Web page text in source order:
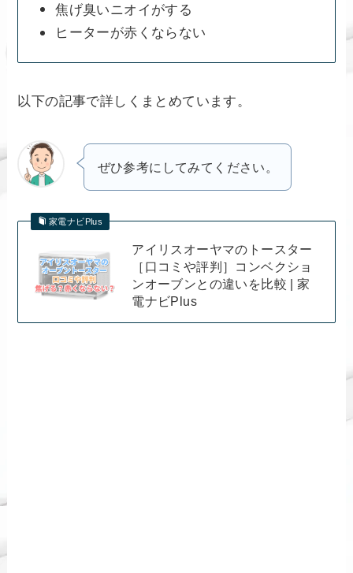
焦げ臭いニオイがする
ヒーターが赤くならない
以下の記事で詳しくまとめています。
ぜひ参考にしてみてください。
家電ナビPlus
アイリスオーヤマのトースター
［口コミや評判］コンベクショ
ンオーブンとの違いを比較 | 家
電ナビPlus